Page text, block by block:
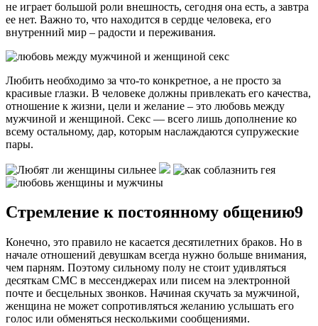
не играет большой роли внешность, сегодня она есть, а завтра
ее нет. Важно то, что находится в сердце человека, его
внутренний мир – радости и переживания.
Любить необходимо за что-то конкретное, а не просто за
красивые глазки. В человеке должны привлекать его качества,
отношение к жизни, цели и желание – это любовь между
мужчиной и женщиной. Секс — всего лишь дополнение ко
всему остальному, дар, которым наслаждаются супружеские
пары.
Стремление к постоянному общению9
Конечно, это правило не касается десятилетних браков. Но в
начале отношений девушкам всегда нужно больше внимания,
чем парням. Поэтому сильному полу не стоит удивляться
десяткам СМС в мессенджерах или писем на электронной
почте и бесцельных звонков. Начиная скучать за мужчиной,
женщина не может сопротивляться желанию услышать его
голос или обменяться несколькими сообщениями.